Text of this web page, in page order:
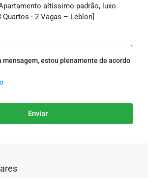
mensagem, estou plenamente de acordo
Enviar